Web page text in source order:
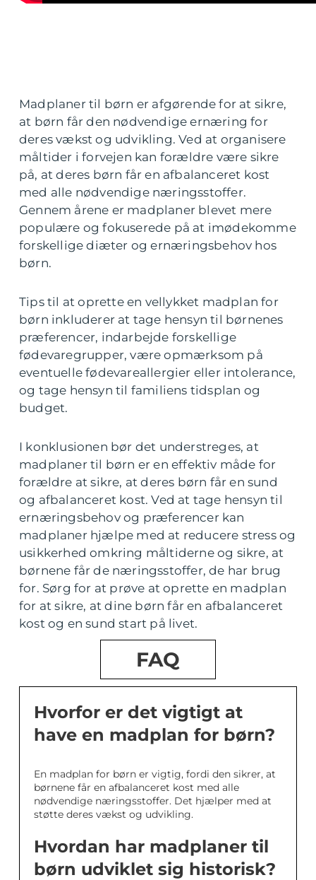
Madplaner til børn er afgørende for at sikre,
at børn får den nødvendige ernæring for
deres vækst og udvikling. Ved at organisere
måltider i forvejen kan forældre være sikre
på, at deres børn får en afbalanceret kost
med alle nødvendige næringsstoffer.
Gennem årene er madplaner blevet mere
populære og fokuserede på at imødekomme
forskellige diæter og ernæringsbehov hos
børn.
Tips til at oprette en vellykket madplan for
børn inkluderer at tage hensyn til børnenes
præferencer, indarbejde forskellige
fødevaregrupper, være opmærksom på
eventuelle fødevareallergier eller intolerance,
og tage hensyn til familiens tidsplan og
budget.
I konklusionen bør det understreges, at
madplaner til børn er en effektiv måde for
forældre at sikre, at deres børn får en sund
og afbalanceret kost. Ved at tage hensyn til
ernæringsbehov og præferencer kan
madplaner hjælpe med at reducere stress og
usikkerhed omkring måltiderne og sikre, at
børnene får de næringsstoffer, de har brug
for. Sørg for at prøve at oprette en madplan
for at sikre, at dine børn får en afbalanceret
kost og en sund start på livet.
FAQ
Hvorfor er det vigtigt at
have en madplan for børn?
En madplan for børn er vigtig, fordi den sikrer, at
børnene får en afbalanceret kost med alle
nødvendige næringsstoffer. Det hjælper med at
støtte deres vækst og udvikling.
Hvordan har madplaner til
børn udviklet sig historisk?